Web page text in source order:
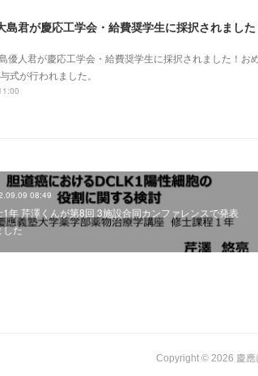
島君が慶応工学会・給費奨学生に採択されました
優人君が慶応工学会・給費奨学生に採択されました！お
式が行われました。
08:49
1年 芹澤くんが第8回 3施設合同カンファレンスで発表
した
Copyright © 2026 慶